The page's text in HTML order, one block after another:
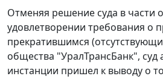
Отменяя решение суда в части
удовлетворении требования о
прекратившимся
общества "УралТрансБанк", суд
инстанции пришел к выводу о